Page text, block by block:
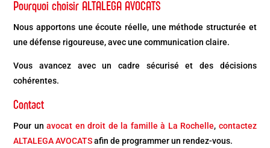
Pourquoi choisir ALTALEGA AVOCATS
Nous apportons une écoute réelle, une méthode structurée et
une défense rigoureuse, avec une communication claire.
Vous avancez avec un cadre sécurisé et des décisions
cohérentes.
Contact
Pour unavocat en droit de la famille à La Rochelle, contactez
ALTALEGA AVOCATSafin de programmer un rendez-vous.